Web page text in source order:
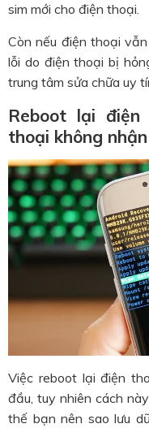
sim mới cho điện thoại.
Còn nếu điện thoại
lỗi do điện thoại bị
trung tâm sửa chữa uy
Reboot lại điện
thoại không
Việc reboot lại điện
đầu, tuy nhiên cách
thế bạn nên sao lưu